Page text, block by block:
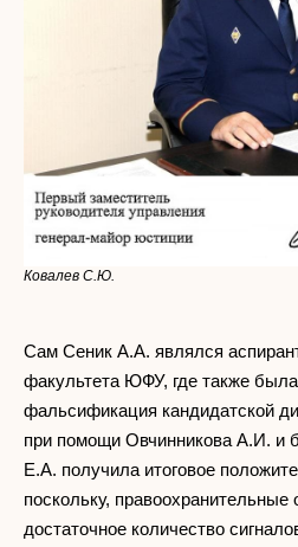
Ковалев С.Ю.
Сам Сеник А.А. являлся
факультета ЮФУ, где также
фальсификация кандидатской
при помощи Овчинникова А.И. и
Е.А. получила итоговое
поскольку, правоохранительные
достаточное количество